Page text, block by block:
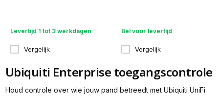
Levertijd 1 tot 3 werkdagen
Vergelijk
Bel voor levertijd
Vergelijk
Ubiquiti Enterprise toegangscontrole
Houd controle over wie jouw pand betreedt met Ubiquiti UniFi